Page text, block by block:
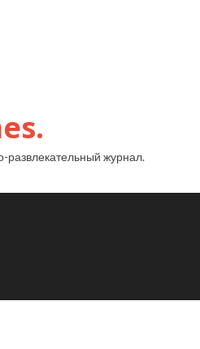
журнал.